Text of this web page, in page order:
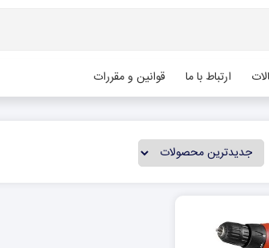
ارتباط با ما قوانین و مقررات